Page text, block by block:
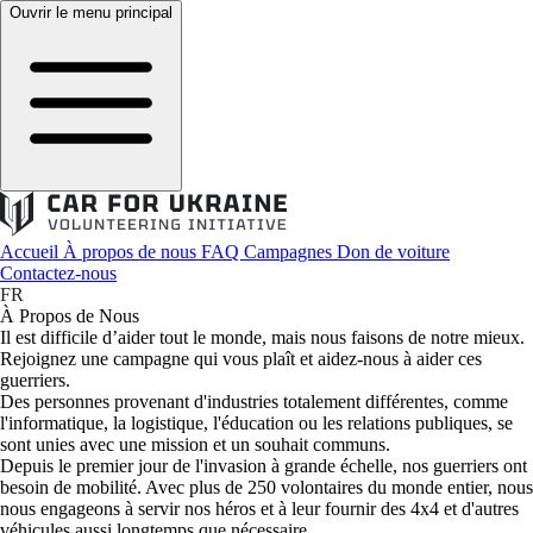
Ouvrir le menu principal
Accueil À propos de nous FAQ Campagnes Don de voiture
Contactez-nous
FR
À Propos de Nous
Il est difficile d’aider tout le monde, mais nous faisons de notre mieux.
Rejoignez une campagne qui vous plaît et aidez-nous à aider ces
guerriers.
Des personnes provenant d'industries totalement différentes, comme
l'informatique, la logistique, l'éducation ou les relations publiques, se
sont unies avec une mission et un souhait communs.
Depuis le premier jour de l'invasion à grande échelle, nos guerriers ont
besoin de mobilité. Avec plus de 250 volontaires du monde entier, nous
nous engageons à servir nos héros et à leur fournir des 4x4 et d'autres